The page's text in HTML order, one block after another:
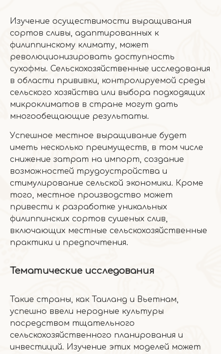
Изучение осуществимости выращивания
сортов сливы, адаптированных к
филиппинскому климату, может
революционизировать доступность
сухофмы. Сельскохозяйственные исследования
в области прививки, контролируемой среды
сельского хозяйства или выбора подходящих
микроклиматов в стране могут дать
многообещающие результаты.
Успешное местное выращивание будет
иметь несколько преимуществ, в том числе
снижение затрат на импорт, создание
возможностей трудоустройства и
стимулирование сельской экономики. Кроме
того, местное производство может
привести к разработке уникальных
филиппинских сортов сушеных слив,
включающих местные сельскохозяйственные
практики и предпочтения.
Тематические исследования
Такие страны, как Таиланд и Вьетнам,
успешно ввели неродные культуры
посредством тщательного
сельскохозяйственного планирования и
инвестиций. Изучение этих моделей может